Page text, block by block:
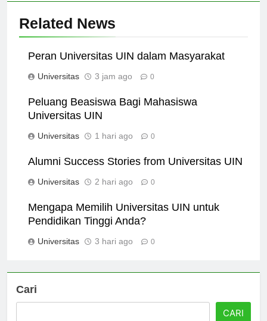
Related News
Peran Universitas UIN dalam Masyarakat
Universitas 3 jam ago 0
Peluang Beasiswa Bagi Mahasiswa
Universitas UIN
Universitas 1 hari ago 0
Alumni Success Stories from Universitas UIN
Universitas 2 hari ago 0
Mengapa Memilih Universitas UIN untuk
Pendidikan Tinggi Anda?
Universitas 3 hari ago 0
Cari
CARI